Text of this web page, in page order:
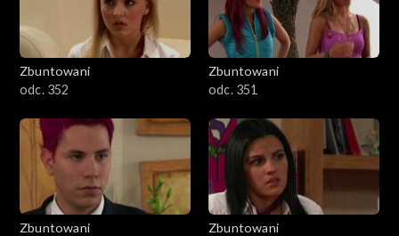
Zbuntowani
odc. 352
Zbuntowani
odc. 351
Zbuntowani
Zbuntowani